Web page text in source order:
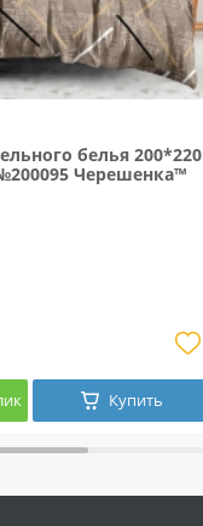
белья 200*220
Черешенка™
Купить